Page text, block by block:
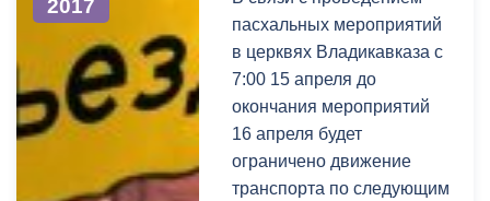
2017
пасхальных мероприятий
в церквях Владикавказа с
7:00 15 апреля до
окончания мероприятий
16 апреля будет
ограничено движение
транспорта по следующим